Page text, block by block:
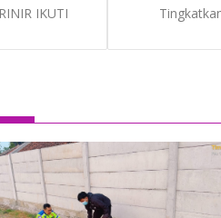
IKUTI